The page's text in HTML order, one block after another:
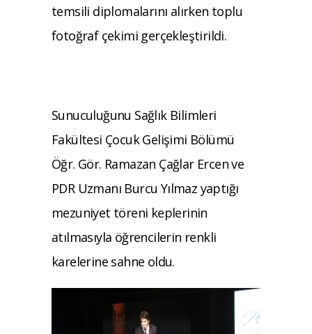
temsili diplomalarını alırken toplu
fotoğraf çekimi gerçekleştirildi.
Sunuculuğunu Sağlık Bilimleri
Fakültesi Çocuk Gelişimi Bölümü
Öğr. Gör. Ramazan Çağlar Ercen ve
PDR Uzmanı Burcu Yılmaz yaptığı
mezuniyet töreni keplerinin
atılmasıyla öğrencilerin renkli
karelerine sahne oldu.